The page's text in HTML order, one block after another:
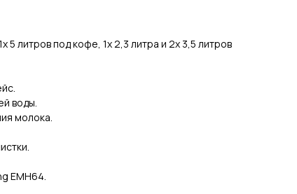
5 литров под кофе, 1х 2,3 литра и 2х 3,5 литров
воды.
молока.
EMH64.